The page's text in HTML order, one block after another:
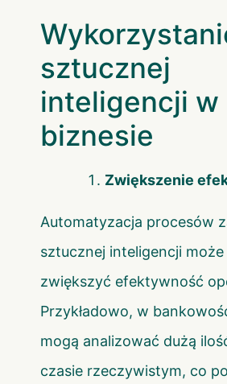
sztucznej
inteligencji w
biznesie
Zwiększenie
Automatyzacja procesów
sztucznej inteligencji
zwiększyć efektywność
Przykładowo, w
mogą analizować dużą
czasie rzeczywistym, co